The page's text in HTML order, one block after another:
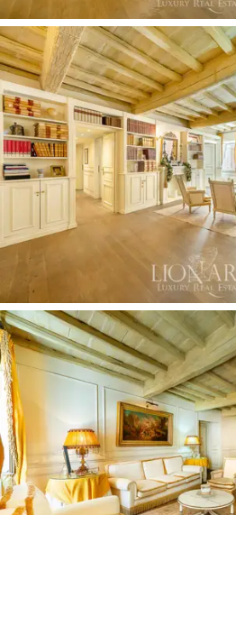
com casa de banho própria, e
com casa de banho.
Servido por inúmeros roupeiros
e equipado com um cómodo
dormir, esteesplêndido
casa dos sonhos para quem
centro da cidade.